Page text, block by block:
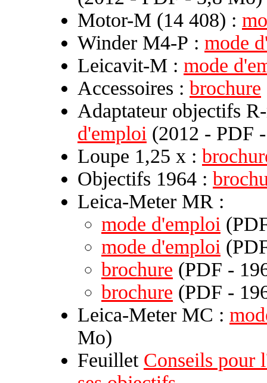
Motor-M (14 408) :
Winder M4-P : mode
Leicavit-M : mode
Accessoires : brochure
Adaptateur objectifs
d'emploi (2012 - PDF
Loupe 1,25 x :
Objectifs 1964 :
Leica-Meter MR :
mode d'emploi
mode d'emploi
brochure (PDF -
brochure (PDF -
Leica-Meter MC :
Mo)
Feuillet Conseils pour